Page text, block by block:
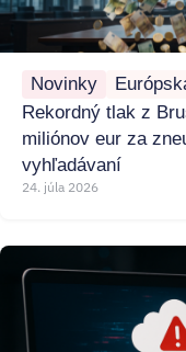
Novinky
Rekordný tlak z
miliónov eur za
vyhľadávaní
24. júla 2026